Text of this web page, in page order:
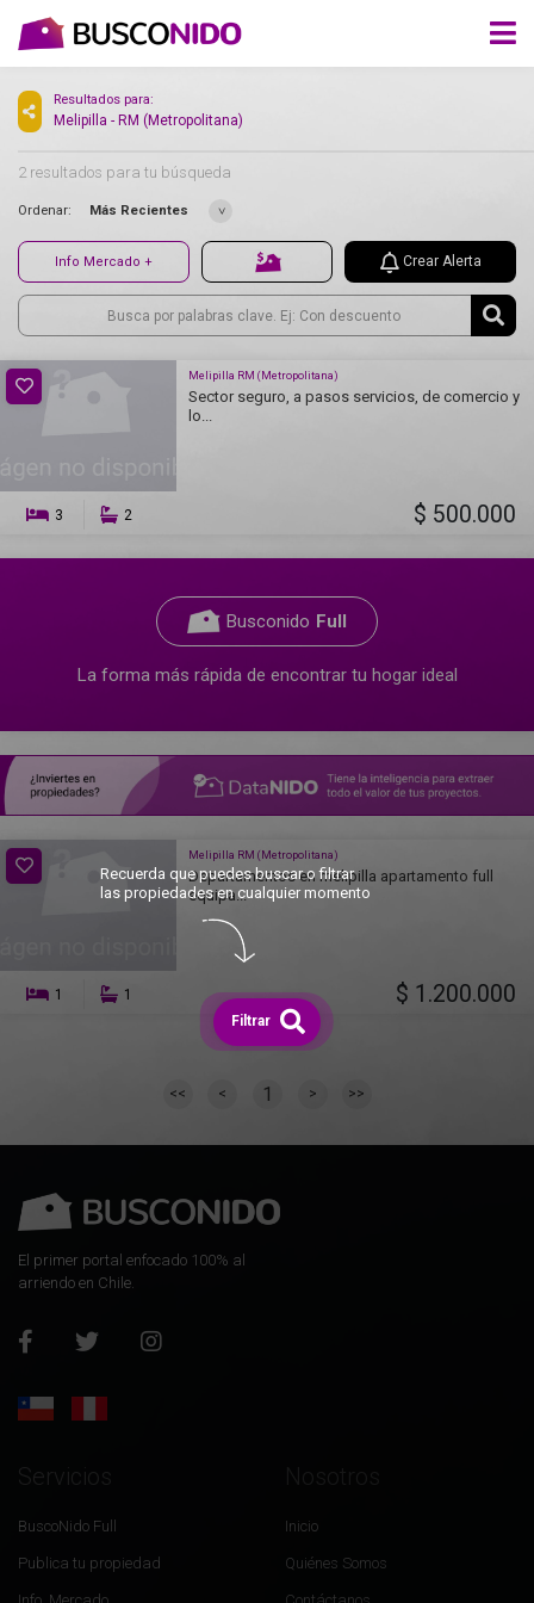
Resultados para:
Melipilla - RM (Metropolitana)
2 resultados para tu búsqueda
Ordenar: Más Recientes
Info Mercado + Crear Alerta
Melipilla RM (Metropolitana)
Sector seguro, a pasos servicios, de comercio y
lo...
3 2 $ 500.000
Busconido Full
La forma más rápida de encontrar tu hogar ideal
Melipilla RM (Metropolitana)
Departamentos en melipilla apartamento full
equipa...
1 1 $ 1.200.000
<< < 1 > >>
El primer portal enfocado 100% al
arriendo en Chile.
Servicios
BuscoNido Full
Publica tu propiedad
Inicio
Quiénes Somos
Recuerda que puedes buscar o filtrar
las propiedades en cualquier momento
Filtrar